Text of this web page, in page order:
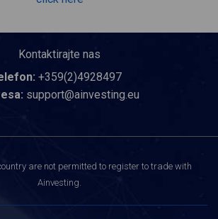
Kontaktirajte nas
+359(2)4928497
support@ainvesting.eu
are not permitted to register to trade with
Ainvesting.